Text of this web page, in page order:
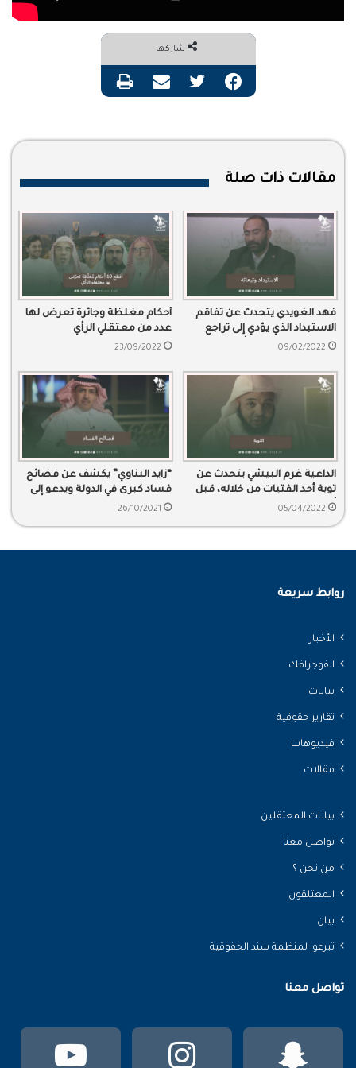
شاركها
فيسبوك تويتر مشاركة عبر البريد طباعة
مقالات ذات صلة
فهد الغويدي يتحدث عن تفاقم
الاستبداد الذي يؤدي إلى تراجع
الوعي، وتبعاته على أوضاع البلاد
09/02/2022
أحكام مغلظة وجائرة تعرض لها
عدد من معتقلي الرأي
23/09/2022
الداعية غرم البيشي يتحدث عن
توبة أحد الفتيات من خلاله، قبل
أن تفارق الحياة
05/04/2022
“زايد البناوي” يكشف عن فضائح
فساد كبرى في الدولة ويدعو إلى
فتح تحقيق لمحاسبة المتورطين
26/10/2021
روابط سريعة
الأخبار
انفوجرافك
بيانات
تقارير حقوقية
فيديوهات
مقالات
بيانات المعتقلين
تواصل معنا
من نحن ؟
المعتلقون
بيان
تبرعوا لمنظمة سند الحقوقية
تواصل معنا
انستقرام سناب